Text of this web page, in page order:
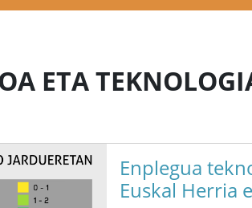
ETA
Enplegua
Euskal Herria